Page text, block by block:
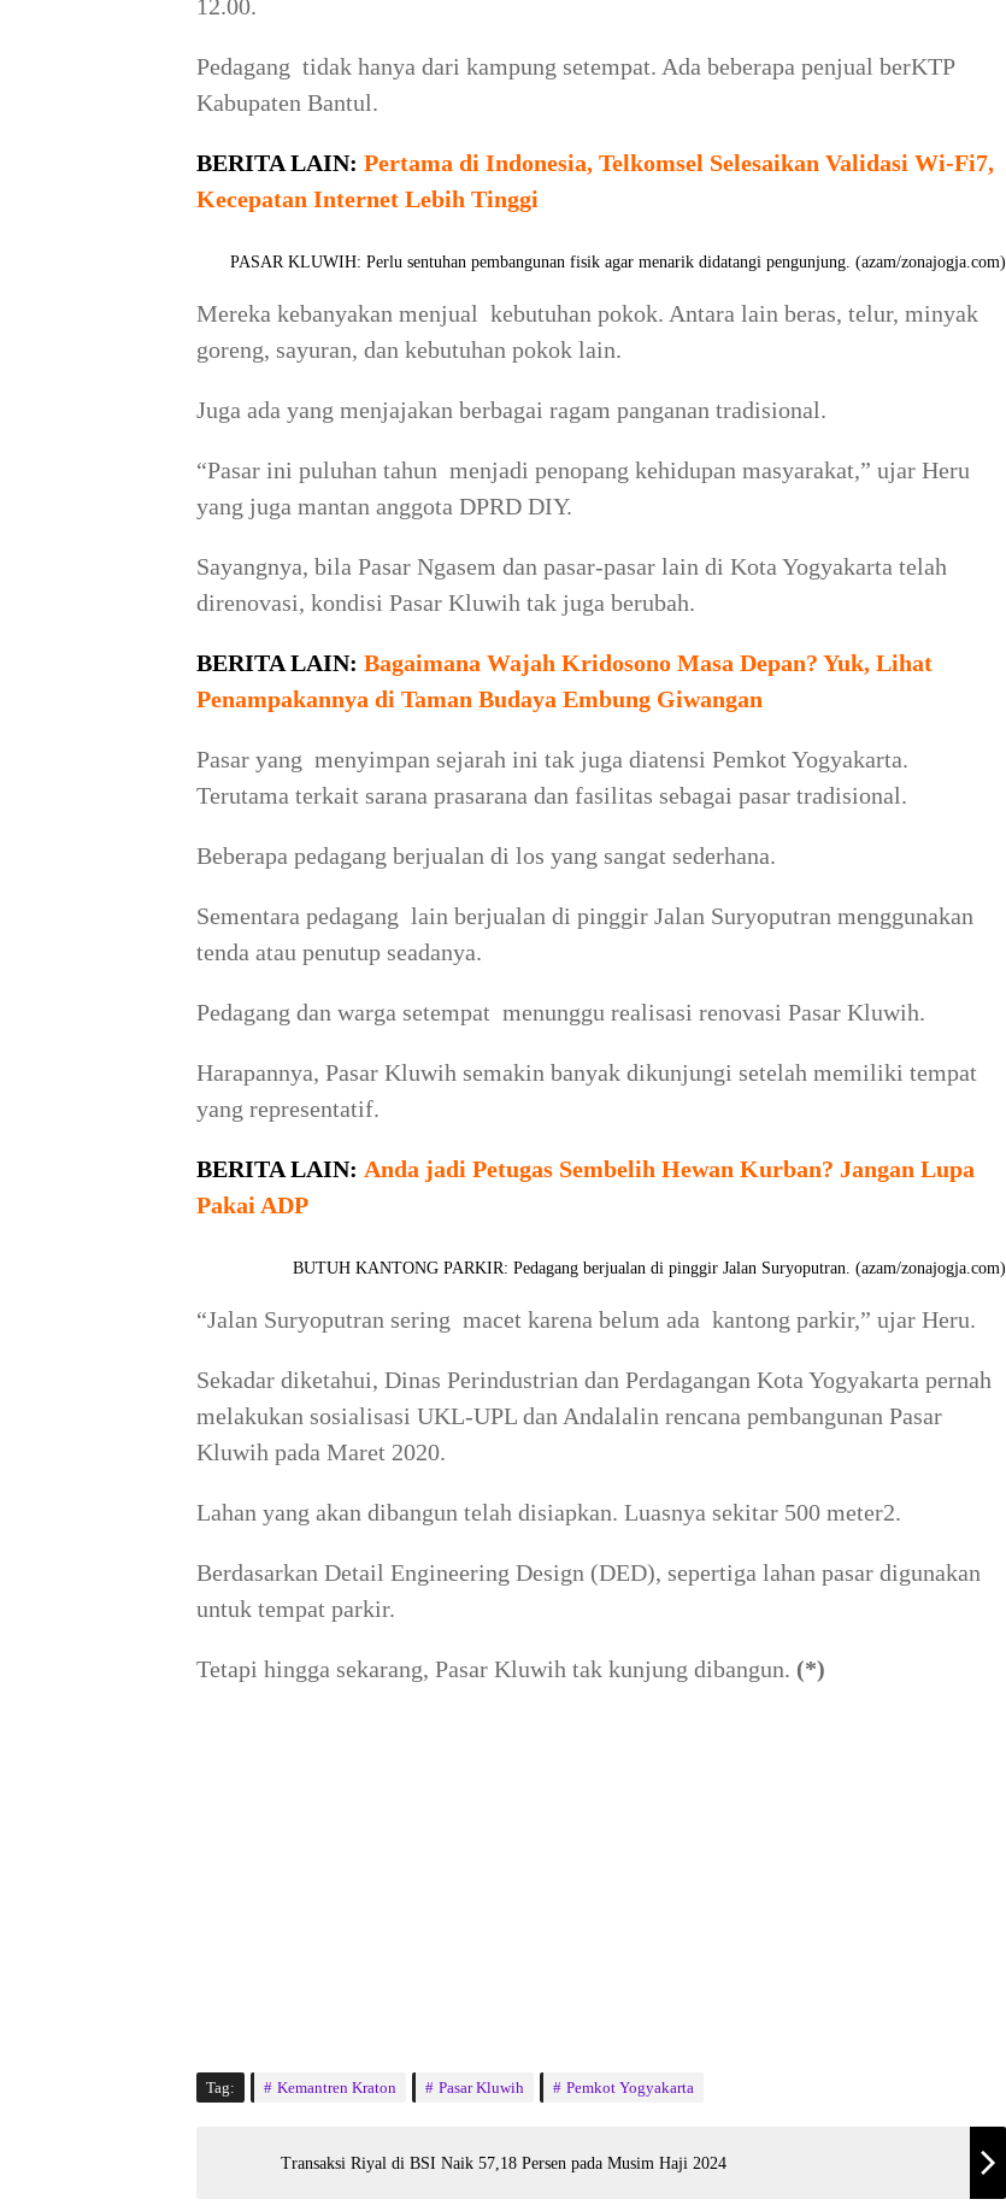
12.00.
Pedagang tidak hanya dari kampung setempat. Ada beberapa penjual berKTP
Kabupaten Bantul.
BERITA LAIN: Pertama di Indonesia, Telkomsel Selesaikan Validasi Wi-Fi7,
Kecepatan Internet Lebih Tinggi
PASAR KLUWIH: Perlu sentuhan pembangunan fisik agar menarik didatangi pengunjung. (azam/zonajogja.com)
Mereka kebanyakan menjual kebutuhan pokok. Antara lain beras, telur, minyak
goreng, sayuran, dan kebutuhan pokok lain.
Juga ada yang menjajakan berbagai ragam panganan tradisional.
“Pasar ini puluhan tahun menjadi penopang kehidupan masyarakat,” ujar Heru
yang juga mantan anggota DPRD DIY.
Sayangnya, bila Pasar Ngasem dan pasar-pasar lain di Kota Yogyakarta telah
direnovasi, kondisi Pasar Kluwih tak juga berubah.
BERITA LAIN: Bagaimana Wajah Kridosono Masa Depan? Yuk, Lihat
Penampakannya di Taman Budaya Embung Giwangan
Pasar yang menyimpan sejarah ini tak juga diatensi Pemkot Yogyakarta.
Terutama terkait sarana prasarana dan fasilitas sebagai pasar tradisional.
Beberapa pedagang berjualan di los yang sangat sederhana.
Sementara pedagang lain berjualan di pinggir Jalan Suryoputran menggunakan
tenda atau penutup seadanya.
Pedagang dan warga setempat menunggu realisasi renovasi Pasar Kluwih.
Harapannya, Pasar Kluwih semakin banyak dikunjungi setelah memiliki tempat
yang representatif.
BERITA LAIN: Anda jadi Petugas Sembelih Hewan Kurban? Jangan Lupa
Pakai ADP
BUTUH KANTONG PARKIR: Pedagang berjualan di pinggir Jalan Suryoputran. (azam/zonajogja.com)
“Jalan Suryoputran sering macet karena belum ada kantong parkir,” ujar Heru.
Sekadar diketahui, Dinas Perindustrian dan Perdagangan Kota Yogyakarta pernah
melakukan sosialisasi UKL-UPL dan Andalalin rencana pembangunan Pasar
Kluwih pada Maret 2020.
Lahan yang akan dibangun telah disiapkan. Luasnya sekitar 500 meter2.
Berdasarkan Detail Engineering Design (DED), sepertiga lahan pasar digunakan
untuk tempat parkir.
Tetapi hingga sekarang, Pasar Kluwih tak kunjung dibangun. (*)
Tag: Kemantren Kraton Pasar Kluwih Pemkot Yogyakarta
Transaksi Riyal di BSI Naik 57,18 Persen pada Musim Haji 2024